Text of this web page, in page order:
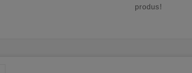
produs!